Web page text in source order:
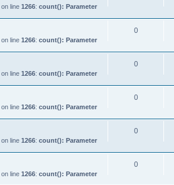
on line 1266: count(): Parameter
on line 1266: count(): Parameter
0
on line 1266: count(): Parameter
0
on line 1266: count(): Parameter
0
on line 1266: count(): Parameter
0
on line 1266: count(): Parameter
0